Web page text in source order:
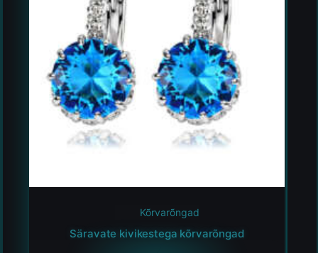
Kõrvarõngad
Säravate kivikestega kõrvarõngad